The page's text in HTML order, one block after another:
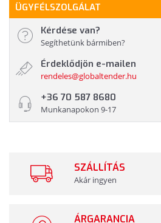
ÜGYFÉLSZOLGÁLAT
Kérdése van?
Segíthetünk bármiben?
Érdeklődjön e-mailen
rendeles@globaltender.hu
+36 70 587 8680
Munkanapokon 9-17
SZÁLLÍTÁS
Akár ingyen
ÁRGARANCIA